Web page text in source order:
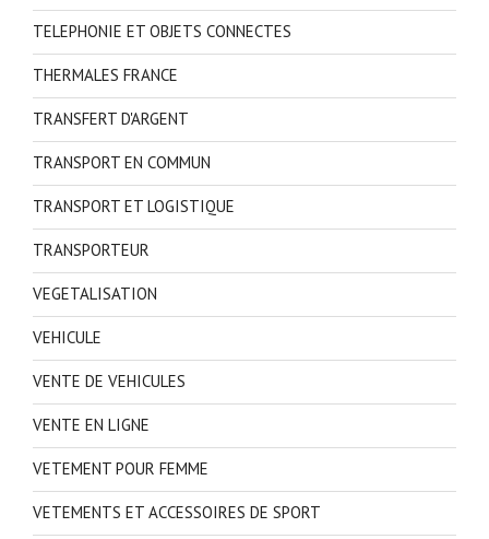
TELEPHONIE ET OBJETS CONNECTES
THERMALES FRANCE
TRANSFERT D'ARGENT
TRANSPORT EN COMMUN
TRANSPORT ET LOGISTIQUE
TRANSPORTEUR
VEGETALISATION
VEHICULE
VENTE DE VEHICULES
VENTE EN LIGNE
VETEMENT POUR FEMME
VETEMENTS ET ACCESSOIRES DE SPORT